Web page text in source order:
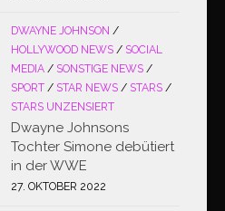
DWAYNE JOHNSON /
HOLLYWOOD NEWS / SOCIAL
MEDIA / SONSTIGE NEWS /
SPORT / STAR NEWS / STARS /
STARS UNZENSIERT
Dwayne Johnsons
Tochter Simone debütiert
in der WWE
27. OKTOBER 2022